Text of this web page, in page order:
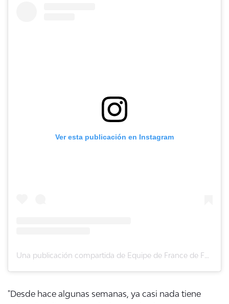
Ver esta publicación en Instagram
"Desde hace algunas semanas, ya casi nada tiene